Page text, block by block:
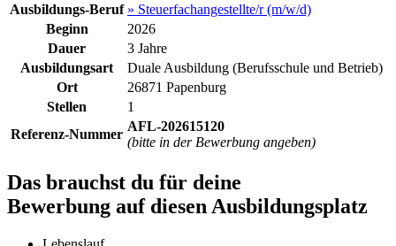
Ausbildungs-Beruf » Steuerfachangestellte/r (m/w/d)
Beginn
2026
Dauer
3 Jahre
Ausbildungsart
Duale Ausbildung (Berufsschule und Betrieb)
Ort
26871 Papenburg
Stellen
1
Referenz-Nummer
AFL-202615120
(bitte in der Bewerbung angeben)
Das brauchst du für deine
Bewerbung auf diesen Ausbildungsplatz